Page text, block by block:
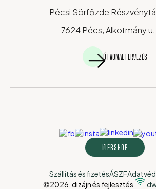
Pécsi Sörfőzde
7624 Pécs, Alkotmány
ÚTVONALTERVEZÉS
©2026. dizájn és fejlesztés
Szállítás és fizetésÁSZF
WEBSHOP